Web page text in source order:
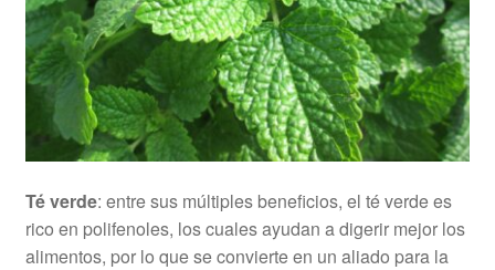
Té verde: entre sus múltiples beneficios, el té verde es
rico en polifenoles, los cuales ayudan a digerir mejor los
alimentos, por lo que se convierte en un aliado para la